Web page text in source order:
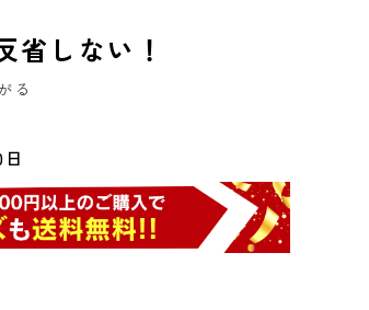
省しない！
る